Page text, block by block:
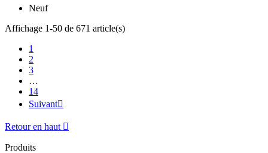
Neuf
Affichage 1-50 de 671 article(s)
1
2
3
…
14
Suivant
Retour en haut 
Produits